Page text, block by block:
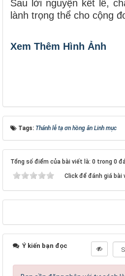
Sau lời nguyện kết lễ,
lành trọng thể cho cộng
Xem Thêm Hình Ảnh
Tags: Thánh lễ tạ ơn hồng ân Linh mục
Tổng số điểm của bài viết là: 0 trong 0
Click để đánh giá bài
Ý kiến bạn đọc